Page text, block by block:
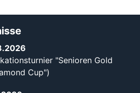
"Senioren Gold
Cup")